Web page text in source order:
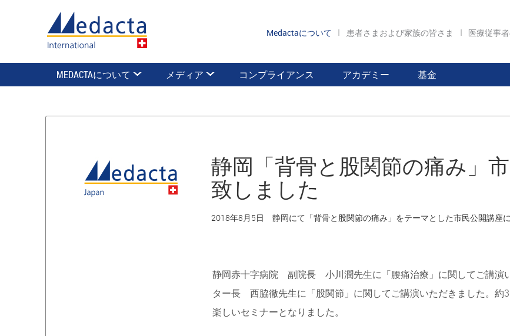
Medactaについて 患者さまおよび家族の皆さま 医療従事
MEDACTAについて メディア コンプライアンス アカデミー 基金
静岡「背骨と股関節の痛み」
致しました
2018年8月5日 静岡にて「背骨と股関節の痛み」をテーマとした市民公開講座
静岡赤十字病院 副院長 小川潤先生に「腰痛治療」に関してご講演
ター長 西脇徹先生に「股関節」に関してご講演いただきました。約
楽しいセミナーとなりました。